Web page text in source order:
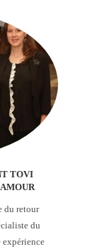
TOVI
du retour
du